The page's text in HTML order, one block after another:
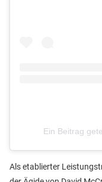
Ein Beitrag
Als etablierter